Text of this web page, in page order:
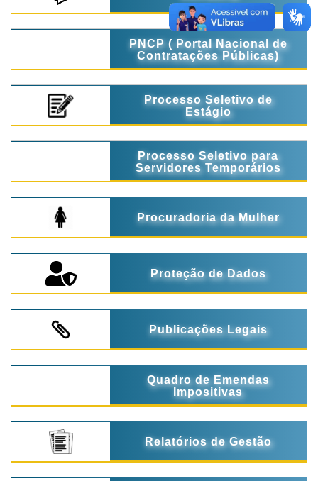
PNCP ( Portal Nacional de
Contratações Públicas)
Processo Seletivo de
Estágio
Processo Seletivo para
Servidores Temporários
Procuradoria da Mulher
Proteção de Dados
Publicações Legais
Quadro de Emendas
Impositivas
Relatórios de Gestão